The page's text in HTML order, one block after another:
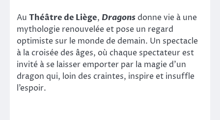
Au Théâtre de Liège, Dragons donne vie à une
mythologie renouvelée et pose un regard
optimiste sur le monde de demain. Un spectacle
à la croisée des âges, où chaque spectateur est
invité à se laisser emporter par la magie d’un
dragon qui, loin des craintes, inspire et insuffle
l’espoir.